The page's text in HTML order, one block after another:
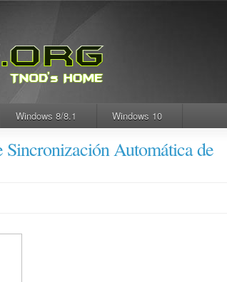
Windows 8/8.1 Windows 10
Automática de